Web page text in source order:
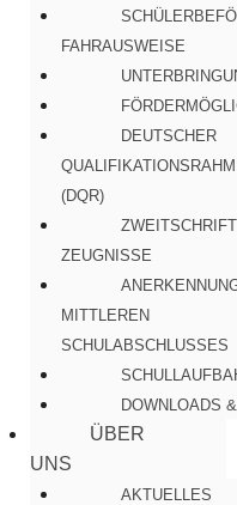
FAHRAUSWEISE
DEUTSCHER
(DQR)
ZWEITSCHRIFT
ZEUGNISSE
MITTLEREN
SCHULABSCHLUSSES
DOWNLOADS
ÜBER
UNS
AKTUELLES